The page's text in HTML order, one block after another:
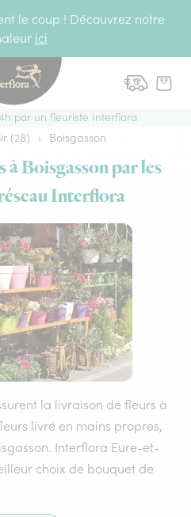
le coup ! Découvrez notre
ici
par un fleuriste Interflora
(28) › Boisgasson
Boisgasson par les
Interflora
la livraison de fleurs à
livré en mains propres,
Interflora Eure-et-
choix de bouquet de